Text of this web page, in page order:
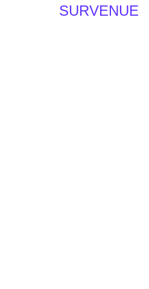
SURVENUE